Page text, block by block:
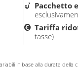
Pacchetto
Tariffa
tasse)
in base alla durata della